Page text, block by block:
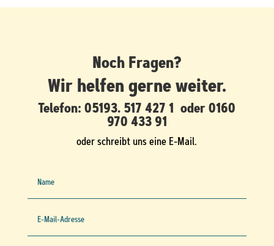
Noch Fragen?
Wir helfen gerne weiter.
Telefon:05193. 517 427 1 oder0160
970 433 91
oder schreibt uns eine E-Mail.